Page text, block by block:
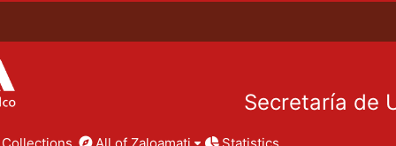
Secretaría de